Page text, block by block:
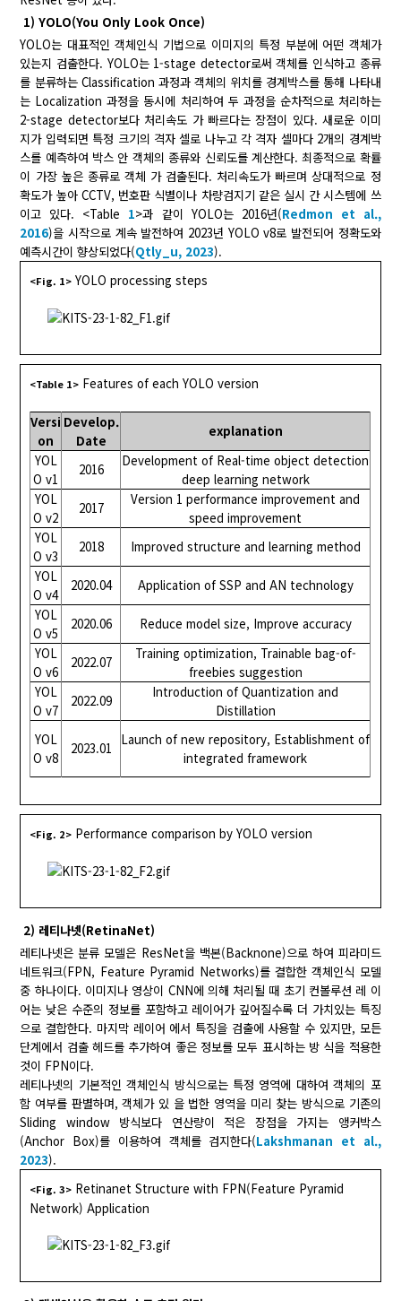
1) YOLO(You Only Look Once)
YOLO는 대표적인 객체인식 기법으로 이미지의 특정 부분에 어떤 객체가
있는지 검출한다. YOLO는 1-stage detector로써 객체를 인식하고 종류
를 분류하는 Classification 과정과 객체의 위치를 경계박스를 통해 나타내
는 Localization 과정을 동시에 처리하여 두 과정을 순차적으로 처리하는
2-stage detector보다 처리속도 가 빠르다는 장점이 있다. 새로운 이미
지가 입력되면 특정 크기의 격자 셀로 나누고 각 격자 셀마다 2개의 경계박
스를 예측하여 박스 안 객체의 종류와 신뢰도를 계산한다. 최종적으로 확률
이 가장 높은 종류로 객체 가 검출된다. 처리속도가 빠르며 상대적으로 정
확도가 높아 CCTV, 번호판 식별이나 차량검지기 같은 실시 간 시스템에 쓰
이고 있다. <Table 1>과 같이 YOLO는 2016년(Redmon et al.,
2016)을 시작으로 계속 발전하여 2023년 YOLO v8로 발전되어 정확도와
예측시간이 향상되었다(Qtly_u, 2023).
<Fig. 1> YOLO processing steps
<Table 1> Features of each YOLO version
Versi
on
Develop.
Date
explanation
YOL
O v1
2016
Development of Real-time object detection
deep learning network
YOL
O v2
2017
Version 1 performance improvement and
speed improvement
YOL
O v3
2018
Improved structure and learning method
YOL
O v4
2020.04
Application of SSP and AN technology
YOL
O v5
2020.06
Reduce model size, Improve accuracy
YOL
O v6
2022.07
Training optimization, Trainable bag-of-
freebies suggestion
YOL
O v7
2022.09
Introduction of Quantization and
Distillation
YOL
O v8
2023.01
Launch of new repository, Establishment of
integrated framework
<Fig. 2> Performance comparison by YOLO version
2) 레티나넷(RetinaNet)
레티나넷은 분류 모델은 ResNet을 백본(Backnone)으로 하여 피라미드
네트워크(FPN, Feature Pyramid Networks)를 결합한 객체인식 모델
중 하나이다. 이미지나 영상이 CNN에 의해 처리될 때 초기 컨볼루션 레 이
어는 낮은 수준의 정보를 포함하고 레이어가 깊어질수록 더 가치있는 특징
으로 결합한다. 마지막 레이어 에서 특징을 검출에 사용할 수 있지만, 모든
단계에서 검출 헤드를 추가하여 좋은 정보를 모두 표시하는 방 식을 적용한
것이 FPN이다.
레티나넷의 기본적인 객체인식 방식으로는 특정 영역에 대하여 객체의 포
함 여부를 판별하며, 객체가 있 을 법한 영역을 미리 찾는 방식으로 기존의
Sliding window 방식보다 연산량이 적은 장점을 가지는 앵커박스
(Anchor Box)를 이용하여 객체를 검지한다(Lakshmanan et al.,
2023).
<Fig. 3> Retinanet Structure with FPN(Feature Pyramid
Network) Application